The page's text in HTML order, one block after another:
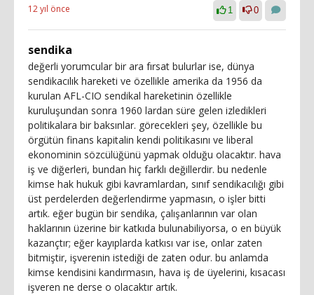
12 yıl önce 1 0
sendika
değerli yorumcular bir ara fırsat bulurlar ise, dünya
sendikacılık hareketi ve özellikle amerika da 1956 da
kurulan AFL-CIO sendikal hareketinin özellikle
kuruluşundan sonra 1960 lardan süre gelen izledikleri
politikalara bir baksınlar. görecekleri şey, özellikle bu
örgütün finans kapitalin kendi politikasını ve liberal
ekonominin sözcülüğünü yapmak olduğu olacaktır. hava
iş ve diğerleri, bundan hiç farklı değillerdir. bu nedenle
kimse hak hukuk gibi kavramlardan, sınıf sendikacılığı gibi
üst perdelerden değerlendirme yapmasın, o işler bitti
artık. eğer bugün bir sendika, çalışanlarının var olan
haklarının üzerine bir katkıda bulunabiliyorsa, o en büyük
kazançtır; eğer kayıplarda katkısı var ise, onlar zaten
bitmiştir, işverenin istediği de zaten odur. bu anlamda
kimse kendisini kandırmasın, hava iş de üyelerini, kısacası
işveren ne derse o olacaktır artık.